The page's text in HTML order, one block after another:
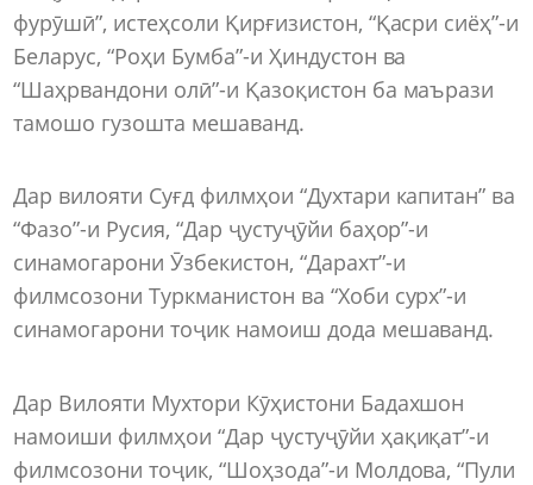
фурӯшӣ”, истеҳсоли Қирғизистон, “Қасри сиёҳ”-и
Беларус, “Роҳи Бумба”-и Ҳиндустон ва
“Шаҳрвандони олӣ”-и Қазоқистон ба маърази
тамошо гузошта мешаванд.
Дар вилояти Суғд филмҳои “Духтари капитан” ва
“Фазо”-и Русия, “Дар ҷустуҷӯйи баҳор”-и
синамогарони Ӯзбекистон, “Дарахт”-и
филмсозони Туркманистон ва “Хоби сурх”-и
синамогарони тоҷик намоиш дода мешаванд.
Дар Вилояти Мухтори Кӯҳистони Бадахшон
намоиши филмҳои “Дар ҷустуҷӯйи ҳақиқат”-и
филмсозони тоҷик, “Шоҳзода”-и Молдова, “Пули